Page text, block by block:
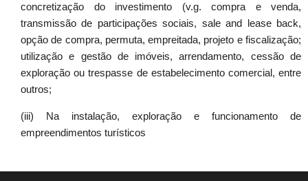
concretização do investimento (v.g. compra e venda,
transmissão de participações sociais, sale and lease back,
opção de compra, permuta, empreitada, projeto e fiscalização;
utilização e gestão de imóveis, arrendamento, cessão de
exploração ou trespasse de estabelecimento comercial, entre
outros;
(iii) Na instalação, exploração e funcionamento de
empreendimentos turísticos